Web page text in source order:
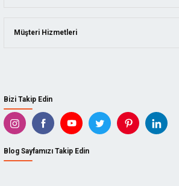
Bizi Takip Edin
Blog Sayfamızı Takip Edin
Müşteri Hizmetleri